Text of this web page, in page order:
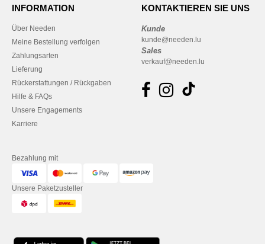
INFORMATION
Über Needen
Meine Bestellung verfolgen
Zahlungsarten
Lieferung
Rückerstattungen / Rückgaben
Hilfe & FAQs
Unsere Engagements
Karriere
KONTAKTIEREN SIE UNS
Kunde
kunde@needen.lu
Sales
verkauf@needen.lu
Bezahlung mit
Unsere Paketzusteller